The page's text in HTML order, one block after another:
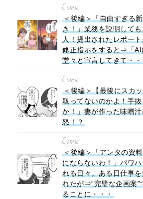
Comic
＜後編＞「自由すぎる
き！」業務を説明して
人！提出されたレポー
修正指示をすると⇒「AI
堂々と宣言してきて・・
Comic
＜後編＞【最後にスカ
取ってないのかよ！手抜
か！」妻が作った味噌
怒！？
Comic
＜後編＞「アンタの資
にならないわ！」パワ
れる日々。ある日仕事
れたが⇒“完璧な企画案”
ることに・・・